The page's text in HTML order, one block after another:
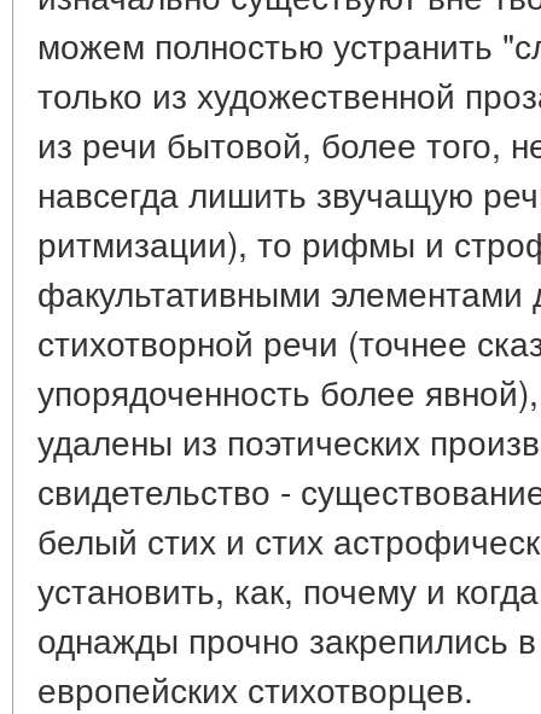
можем полностью устранить
только из художественной
из речи бытовой, более того,
навсегда лишить звучащую
ритмизации), то рифмы и
факультативными элементами
стихотворной речи (точнее
упорядоченность более
удалены из поэтических
свидетельство -
белый стих и стих
установить, как, почему и
однажды прочно закрепились
европейских стихотворцев.